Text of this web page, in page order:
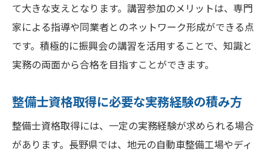
て大きな支えとなります。講習参加のメリットは、専門
家による指導や同業者とのネットワーク形成ができる点
です。積極的に振興会の講習を活用することで、知識と
実務の両面から合格を目指すことができます。
整備士資格取得に必要な実務経験の積み方
整備士資格取得には、一定の実務経験が求められる場合
があります。長野県では、地元の自動車整備工場やディ